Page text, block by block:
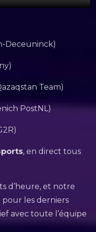
Deceuninck)
Team)
PostNL)
, en direct tous
d’heure, et notre
pour les derniers
avec toute l’équipe